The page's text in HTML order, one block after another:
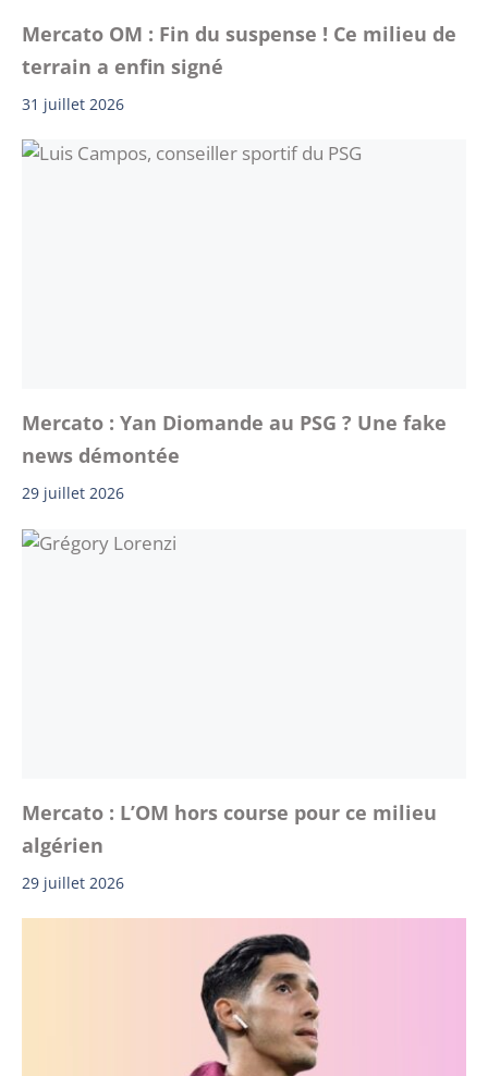
Mercato OM : Fin du suspense ! Ce milieu de
terrain a enfin signé
31 juillet 2026
Mercato : Yan Diomande au PSG ? Une fake
news démontée
29 juillet 2026
Mercato : L’OM hors course pour ce milieu
algérien
29 juillet 2026